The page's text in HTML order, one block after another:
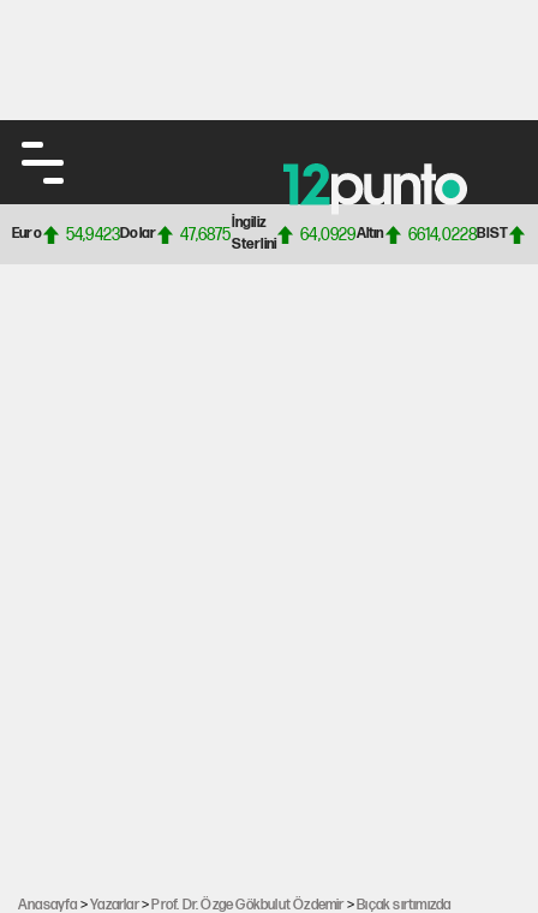
Euro 54,9423Dolar 47,6875
İngiliz
Sterlini
64,0929Altın 6614,0228BIST
Anasayfa >Yazarlar>Prof. Dr. Özge Gökbulut Özdemir>Bıçak sırtımızda